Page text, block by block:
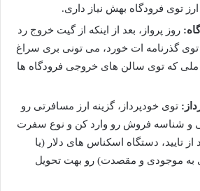
توی فرودگاه بهش نیاز داری.
روز پرواز، بعد از اینکه از گیت خروج رد
گذرنامه ات خورد، می تونی بری سراغ
ملی که توی سالن های خروجی فرودگاه ها
توی خودپرداز، گزینه ارز مسافرتی رو
و شناسه فروش رو وارد کن و نوع سفرت
تایید، دستگاه اسکناس های دلار (یا
به موجودی و مقصدت) رو بهت تحویل